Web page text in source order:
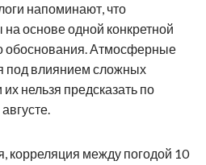
напоминают, что
основе одной конкретной
обоснования. Атмосферные
под влиянием сложных
нельзя предсказать по
корреляция между погодой 10